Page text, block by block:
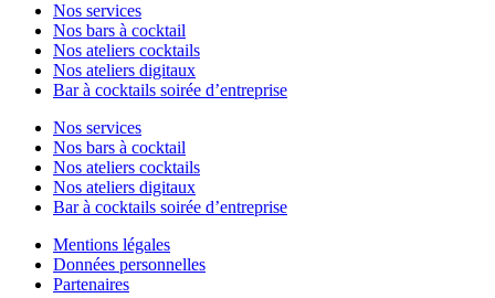
Nos services
Nos bars à cocktail
Nos ateliers cocktails
Nos ateliers digitaux
Bar à cocktails soirée d’entreprise
Nos services
Nos bars à cocktail
Nos ateliers cocktails
Nos ateliers digitaux
Bar à cocktails soirée d’entreprise
Mentions légales
Données personnelles
Partenaires